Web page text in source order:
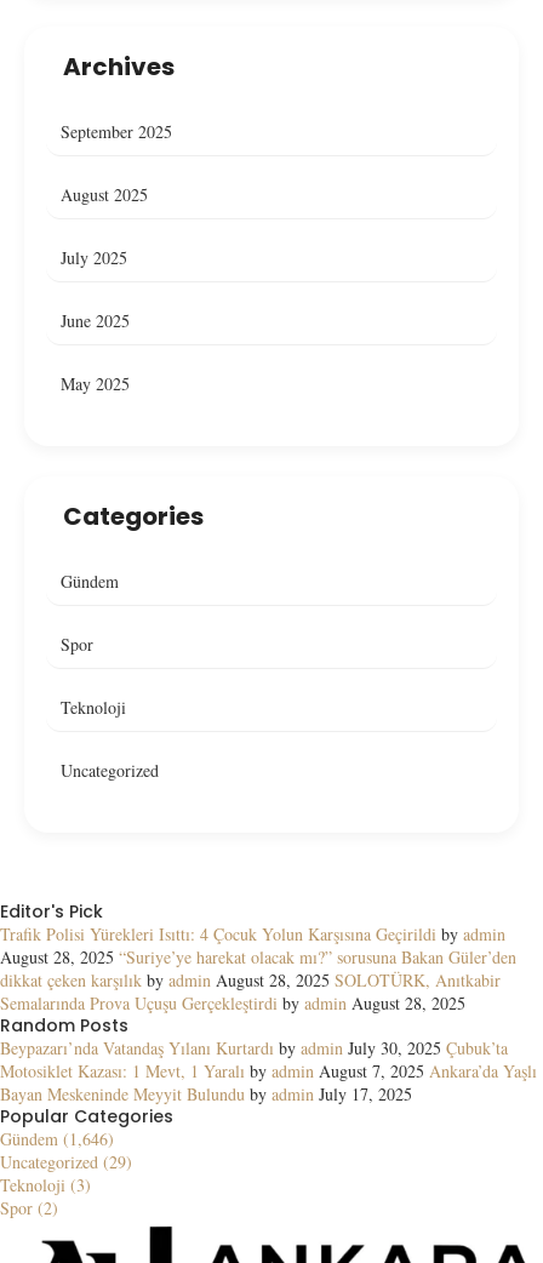
Archives
September 2025
August 2025
July 2025
June 2025
May 2025
Categories
Gündem
Spor
Teknoloji
Uncategorized
Editor's Pick
Trafik Polisi Yürekleri Isıttı: 4 Çocuk Yolun Karşısına Geçirildi by admin
August 28, 2025 “Suriye’ye harekat olacak mı?” sorusuna Bakan Güler’den
dikkat çeken karşılık by admin August 28, 2025 SOLOTÜRK, Anıtkabir
Semalarında Prova Uçuşu Gerçekleştirdi by admin August 28, 2025
Random Posts
Beypazarı’nda Vatandaş Yılanı Kurtardı by admin July 30, 2025 Çubuk’ta
Motosiklet Kazası: 1 Mevt, 1 Yaralı by admin August 7, 2025 Ankara’da Yaşlı
Bayan Meskeninde Meyyit Bulundu by admin July 17, 2025
Popular Categories
Gündem (1,646)
Uncategorized (29)
Teknoloji (3)
Spor (2)